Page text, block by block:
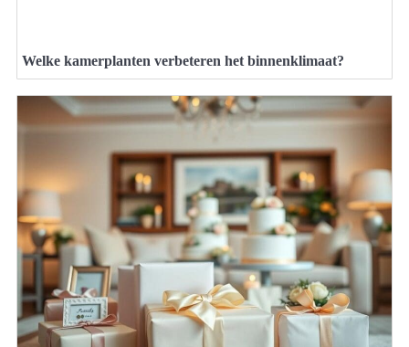
Welke kamerplanten verbeteren het binnenklimaat?